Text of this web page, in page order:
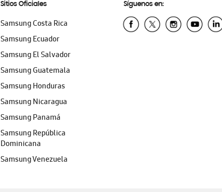
Sitios Oficiales
Samsung Costa Rica
Samsung Ecuador
Samsung El Salvador
Samsung Guatemala
Samsung Honduras
Samsung Nicaragua
Samsung Panamá
Samsung República
Dominicana
Samsung Venezuela
Síguenos en: